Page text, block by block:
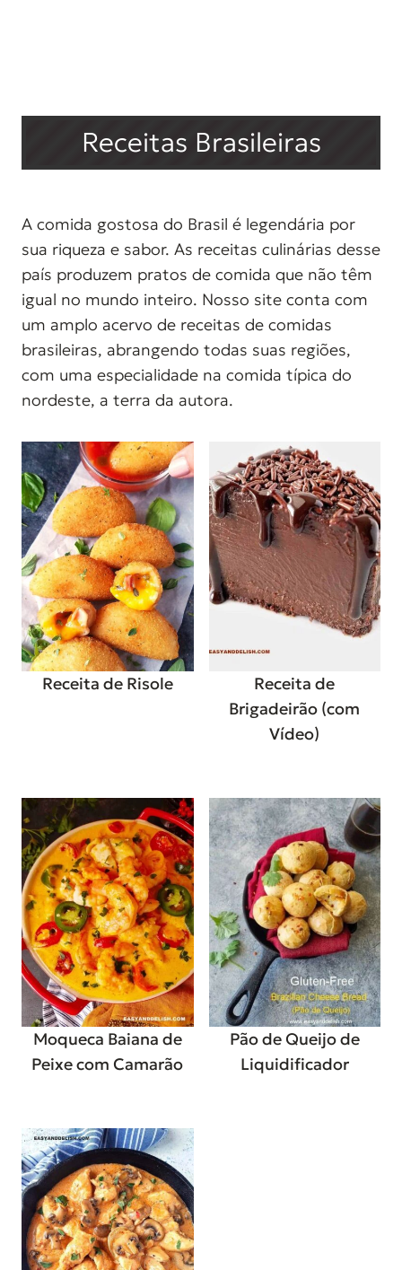
Receitas Brasileiras
A comida gostosa do Brasil é legendária por
sua riqueza e sabor. As receitas culinárias desse
país produzem pratos de comida que não têm
igual no mundo inteiro. Nosso site conta com
um amplo acervo de receitas de comidas
brasileiras, abrangendo todas suas regiões,
com uma especialidade na comida típica do
nordeste, a terra da autora.
Receita de Risole
Receita de
Brigadeirão (com
Vídeo)
Moqueca Baiana de
Peixe com Camarão
Pão de Queijo de
Liquidificador